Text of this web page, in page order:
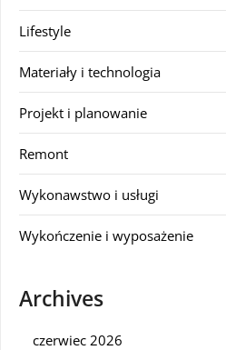
Lifestyle
Materiały i technologia
Projekt i planowanie
Remont
Wykonawstwo i usługi
Wykończenie i wyposażenie
Archives
czerwiec 2026